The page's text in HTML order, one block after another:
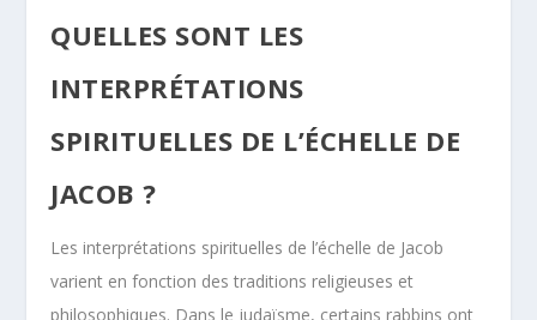
QUELLES SONT LES
INTERPRÉTATIONS
SPIRITUELLES DE L’ÉCHELLE DE
JACOB ?
Les interprétations spirituelles de l’échelle de Jacob
varient en fonction des traditions religieuses et
philosophiques. Dans le judaïsme, certains rabbins ont